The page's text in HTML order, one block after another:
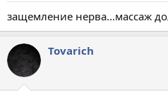
защемление нерва...массаж
Tovarich